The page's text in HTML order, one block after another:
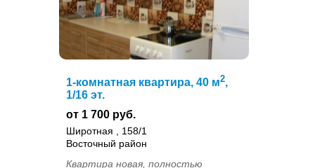
1-комнатная квартира, 40 м2,
1/16 эт.
от 1 700 руб.
Широтная , 158/1
Восточный район
Квартира новая, полностью